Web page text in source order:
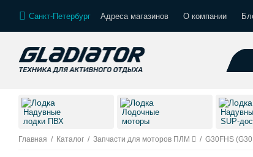
Санкт-Петербург Адреса магазинов О компании
Надувные
лодки ПВХ
Лодочные
моторы
SUP-
Главная / Каталог / Запчасти для моторов ПЛМ / G30FHS